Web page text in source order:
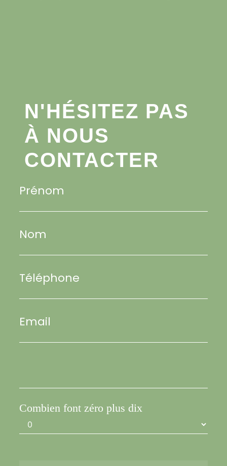
N'HÉSITEZ PAS
À NOUS
CONTACTER
Prénom
Nom
Téléphone
Email
Combien font zéro plus dix